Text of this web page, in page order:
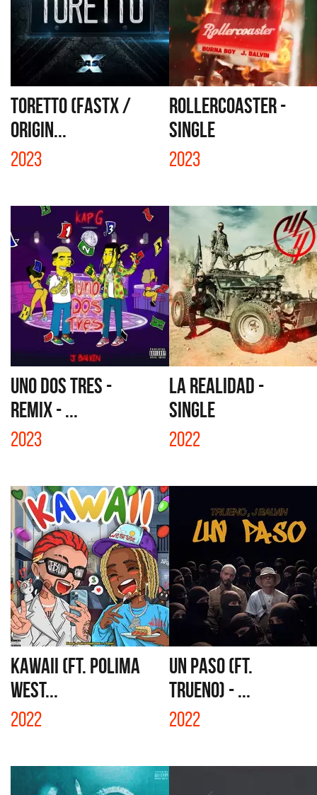
TORETTO (FASTX /
ORIGIN...
2023
ROLLERCOASTER -
SINGLE
2023
UNO DOS TRES -
REMIX - ...
2023
LA REALIDAD -
SINGLE
2022
KAWAII (FT. POLIMA
WEST...
2022
UN PASO (FT.
TRUENO) - ...
2022